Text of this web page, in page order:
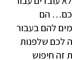
הם
להם בעבור
לכם שלפנות
זה חיפוש